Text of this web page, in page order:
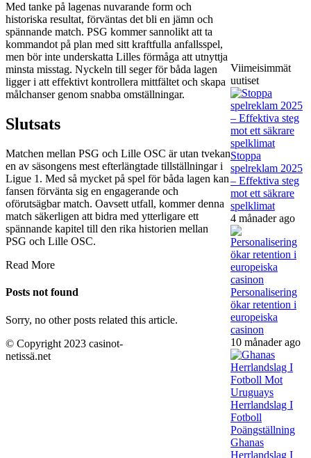
Med tanke på lagenas nuvarande form och
historiska resultat, förväntas det bli en jämn och
spännande match. PSG kommer sannolikt att ta
kommandot på plan med sitt kraftfulla anfallsspel,
men bör inte underskatta Lilles förmåga att utnyttja
minsta misstag. Nyckeln till seger för båda lagen
ligger i att effektivt kontrollera mittfältet och skapa
målchanser genom snabba omställningar.
Slutsats
Matchen mellan PSG och Lille OSC är utan tvekan
en av säsongens mest efterlängtade tillställningar i
Ligue 1. Med så mycket på spel för båda lagen kan
fansen förvänta sig en engagerande och
oförutsägbar match. Oavsett utfall, kommer denna
match säkerligen att bidra med ytterligare ett
spännande kapitel till den rika historien mellan
PSG och Lille OSC.
Read More
Posts not found
Sorry, no other posts related this article.
Viimeisimmät
uutiset
Stoppa
spelreklam 2025
– Effektiva steg
mot ett säkrare
spelklimat
4 månader ago
Personalisering
ökar retention i
europeiska
casinon
10 månader ago
Ghanas
Herrlandslag I
© Copyright 2023 casinot-
netissä.net